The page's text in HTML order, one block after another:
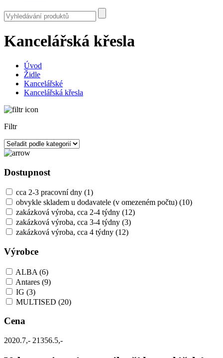
Kancelářská křesla
Úvod
Židle
Kancelářské
Kancelářská křesla
Filtr
Dostupnost
cca 2-3 pracovní dny (1)
obvykle skladem u dodavatele (v omezeném počtu) (10)
zakázková výroba, cca 2-4 týdny (12)
zakázková výroba, cca 3-4 týdny (3)
zakázková výroba, cca 4 týdny (12)
Výrobce
ALBA (6)
Antares (9)
IG (3)
MULTISED (20)
Cena
2020.7,- 21356.5,-